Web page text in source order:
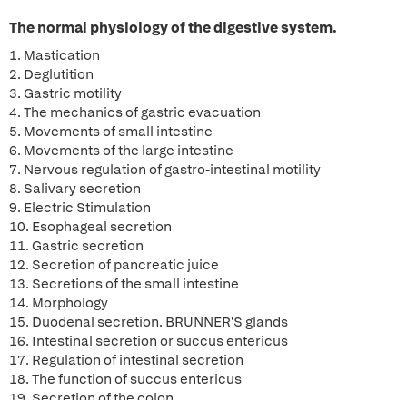
The normal physiology of the digestive system.
1. Mastication
2. Deglutition
3. Gastric motility
4. The mechanics of gastric evacuation
5. Movements of small intestine
6. Movements of the large intestine
7. Nervous regulation of gastro-intestinal motility
8. Salivary secretion
9. Electric Stimulation
10. Esophageal secretion
11. Gastric secretion
12. Secretion of pancreatic juice
13. Secretions of the small intestine
14. Morphology
15. Duodenal secretion. BRUNNER'S glands
16. Intestinal secretion or succus entericus
17. Regulation of intestinal secretion
18. The function of succus entericus